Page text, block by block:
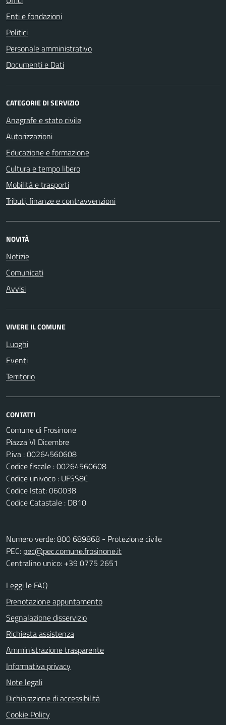
Enti e fondazioni
Politici
Personale amministrativo
Documenti e Dati
CATEGORIE DI SERVIZIO
Anagrafe e stato civile
Autorizzazioni
Educazione e formazione
Cultura e tempo libero
Mobilità e trasporti
Tributi, finanze e contravvenzioni
NOVITÀ
Notizie
Comunicati
Avvisi
VIVERE IL COMUNE
Luoghi
Eventi
Territorio
CONTATTI
Comune di Frosinone
Piazza VI Dicembre
P.iva : 00264560608
Codice fiscale : 00264560608
Codice univoco : UFSS8C
Codice Istat: 060038
Codice Catastale : D810
Numero verde: 800 689868 - Protezione civile
PEC: pec@pec.comune.frosinone.it
Centralino unico: +39 0775 2651
Leggi le FAQ
Prenotazione appuntamento
Segnalazione disservizio
Richiesta assistenza
Amministrazione trasparente
Informativa privacy
Note legali
Dichiarazione di accessibilità
Cookie Policy